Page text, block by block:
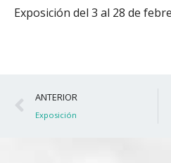
Exposición del 3 al 28 de
Ant
ANTERIOR
Exposición